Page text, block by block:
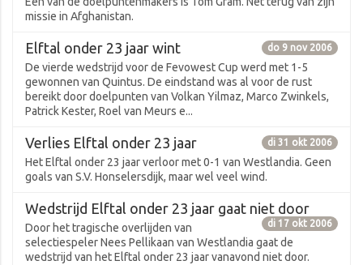
missie in Afghanistan.
Elftal onder 23 jaar wint do 9 nov 2006
De vierde wedstrijd voor de Fevowest Cup werd met 1-5
gewonnen van Quintus. De eindstand was al voor de rust
bereikt door doelpunten van Volkan Yilmaz, Marco Zwinkels,
Patrick Kester, Roel van Meurs e...
Verlies Elftal onder 23 jaar di 31 okt 2006
Het Elftal onder 23 jaar verloor met 0-1 van Westlandia. Geen
goals van S.V. Honselersdijk, maar wel veel wind.
Wedstrijd Elftal onder 23 jaar gaat niet door
di 17 okt 2006
Door het tragische overlijden van
selectiespeler Nees Pellikaan van Westlandia gaat de
wedstrijd van het Elftal onder 23 jaar vanavond niet door.